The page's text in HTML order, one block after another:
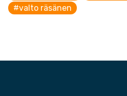
#valto räsänen